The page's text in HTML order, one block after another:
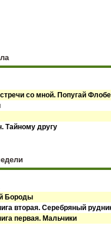
со мной. Попугай
Тайному другу
Бороды
вторая. Серебряный
первая. Мальчики